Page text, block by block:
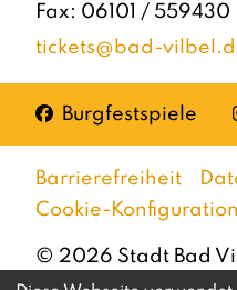
Fax: 06101 / 559430
tickets@bad-
Facebook
Burgfestspiele
© 2026 Stadt Bad
Barrierefreiheit
Cookie-Konfiguration